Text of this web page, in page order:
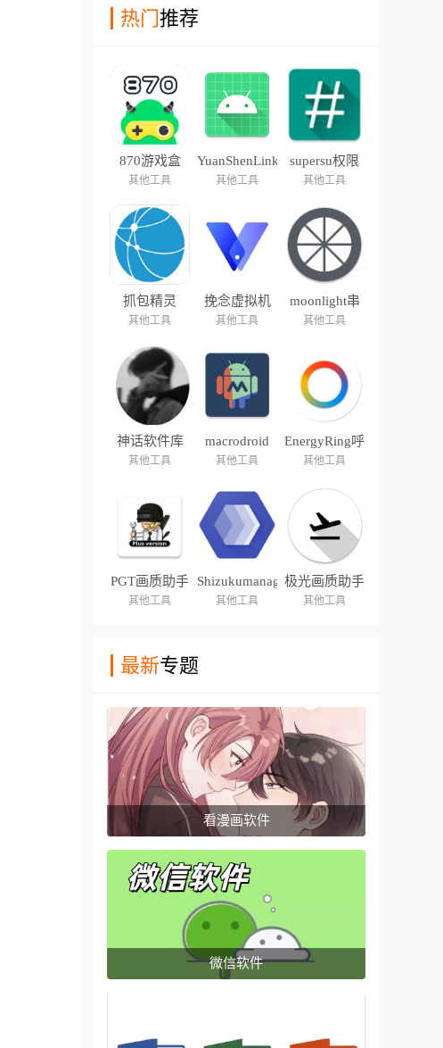
热门推荐
870游戏盒
其他工具
YuanShenLink
其他工具
supersu权限
管理
其他工具
抓包精灵
其他工具
挽念虚拟机
其他工具
moonlight串
流
其他工具
神话软件库
其他工具
macrodroid
其他工具
EnergyRing呼
吸灯
其他工具
PGT画质助手
其他工具
Shizukumanager
其他工具
极光画质助手
其他工具
最新专题
看漫画软件
微信软件